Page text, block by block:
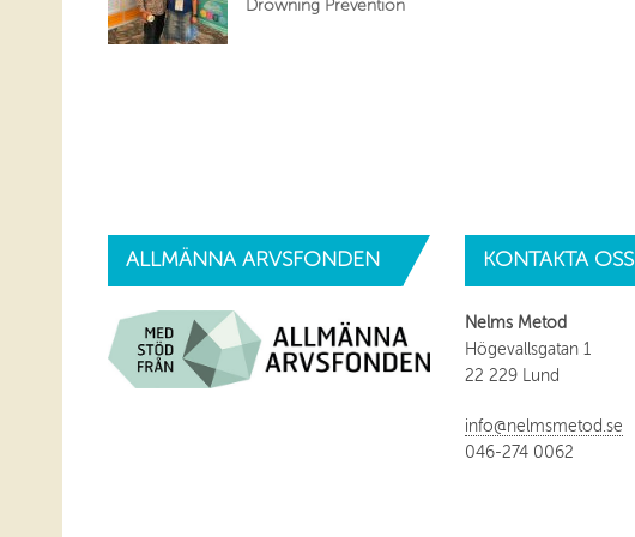
Drowning Prevention
ALLMÄNNA ARVSFONDEN KONTAKTA OSS
Nelms Metod
Högevallsgatan 1
22 229 Lund
info@nelmsmetod.se
046-274 0062